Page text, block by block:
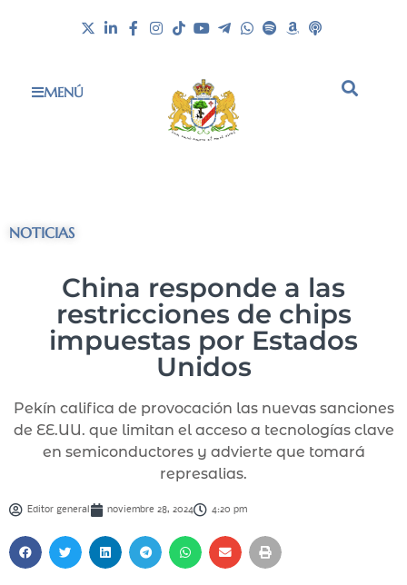
MENÚ
NOTICIAS
China responde a las
restricciones de chips
impuestas por Estados
Unidos
Pekín califica de provocación las nuevas sanciones
de EE.UU. que limitan el acceso a tecnologías clave
en semiconductores y advierte que tomará
represalias.
Editor general noviembre 28, 2024 4:20 pm